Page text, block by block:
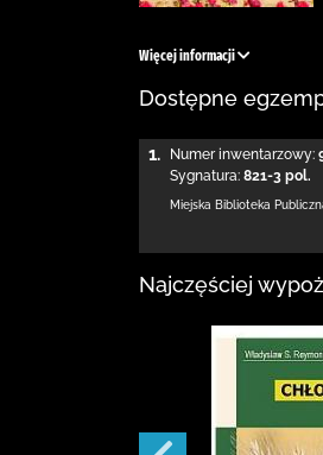
Więcej informacji
Dostępne
1. Numer inwentarzowy:
Sygnatura: 821-3 pol.
Miejska Biblioteka
Najczęściej